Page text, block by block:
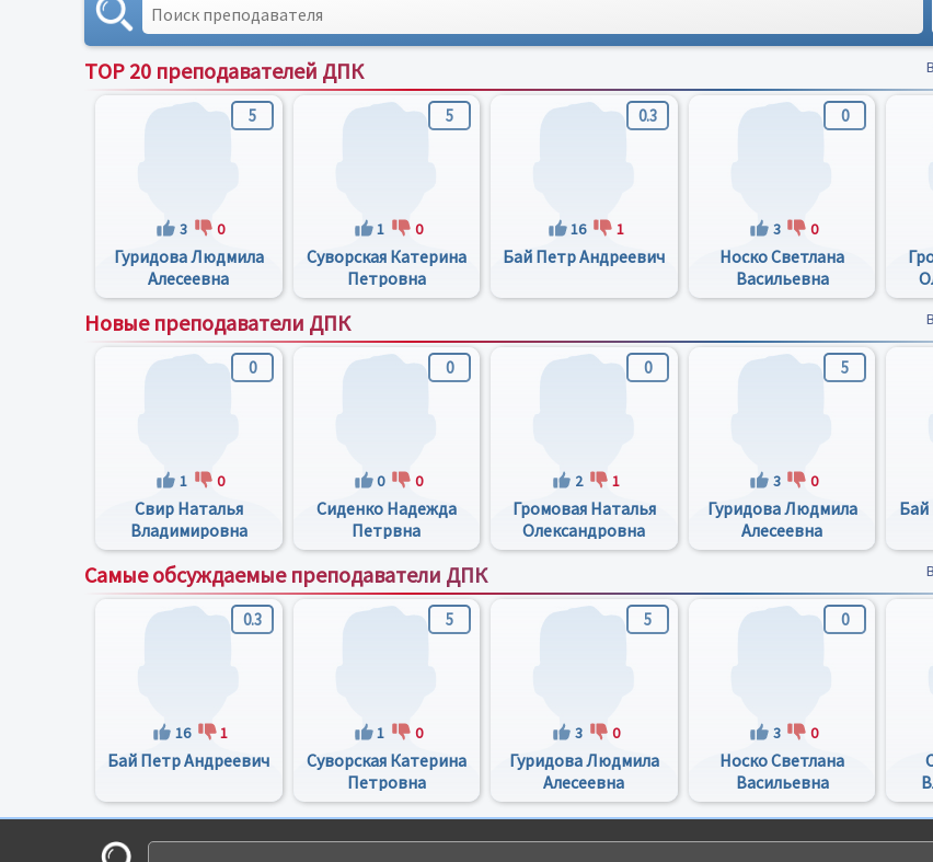
TOP 20 преподавателей ДПК
5
3 0
Гуридова Людмила
Алесеевна
5
1 0
Суворская Катерина
Петровна
0.3
16 1
Бай Петр Андреевич
0
3 0
Носко Светлана
Васильевна
Новые преподаватели ДПК
0
1 0
Свир Наталья
Владимировна
0
0 0
Сиденко Надежда
Петрвна
0
2 1
Громовая Наталья
Олександровна
5
3 0
Гуридова Людмила
Алесеевна
Бай
Самые обсуждаемые преподаватели ДПК
0.3
16 1
Бай Петр Андреевич
5
1 0
Суворская Катерина
Петровна
5
3 0
Гуридова Людмила
Алесеевна
0
3 0
Носко Светлана
Васильевна